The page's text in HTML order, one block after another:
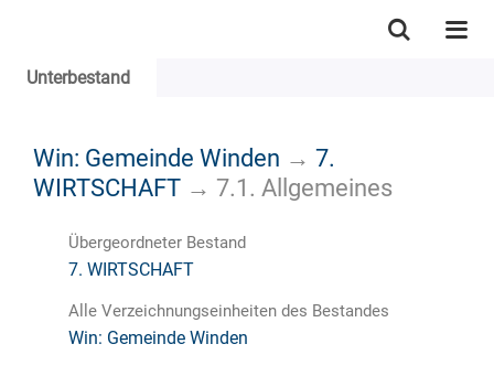
Unterbestand
Win: Gemeinde Winden → 7.
WIRTSCHAFT → 7.1. Allgemeines
Übergeordneter Bestand
7. WIRTSCHAFT
Alle Verzeichnungseinheiten des Bestandes
Win: Gemeinde Winden